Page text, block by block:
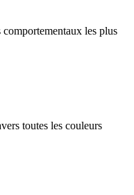
les plus
toutes les couleurs